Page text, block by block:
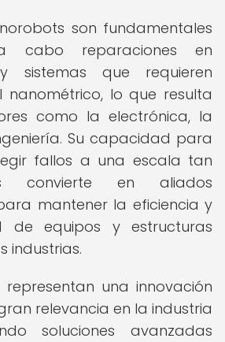
son fundamentales
cabo reparaciones en
sistemas que requieren
nanométrico, lo que resulta
como la electrónica, la
Su capacidad para
fallos a una escala tan
convierte en aliados
mantener la eficiencia y
de equipos y estructuras
industrias.
una innovación
relevancia en la industria
soluciones avanzadas